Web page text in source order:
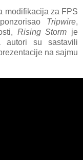
modifikacija za FPS
Tripwire,
Rising Storm je
autori su sastavili
na sajmu